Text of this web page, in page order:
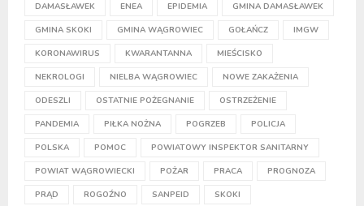
DAMASŁAWEK ENEA EPIDEMIA GMINA DAMASŁAWEK
GMINA SKOKI GMINA WĄGROWIEC GOŁAŃCZ IMGW
KORONAWIRUS KWARANTANNA MIEŚCISKO
NEKROLOGI NIELBA WĄGROWIEC NOWE ZAKAŻENIA
ODESZLI OSTATNIE POŻEGNANIE OSTRZEŻENIE
PANDEMIA PIŁKA NOŻNA POGRZEB POLICJA
POLSKA POMOC POWIATOWY INSPEKTOR SANITARNY
POWIAT WĄGROWIECKI POŻAR PRACA PROGNOZA
PRĄD ROGOŹNO SANPEID SKOKI